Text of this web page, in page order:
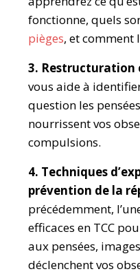
fonctionne, quels
pièges, et comment
3. Restructuration
vous aide à
question les
nourrissent vos
compulsions.
4. Techniques
prévention de la
précédemment,
efficaces en TCC
aux pensées,
déclenchent vos